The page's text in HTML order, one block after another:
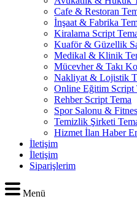
Cafe & Restoran
İnşaat & Fabrika
Kiralama Script
Kuaför & Güzellik
Medikal & Klinik
Mücevher & Takı
Nakliyat & Lojistik
Online Eğitim Script
Rehber Script Tema
Spor Salonu &
Temizlik Şirketi
Hizmet İlan Haber
İletişim
İletişim
Siparişlerim
Menü